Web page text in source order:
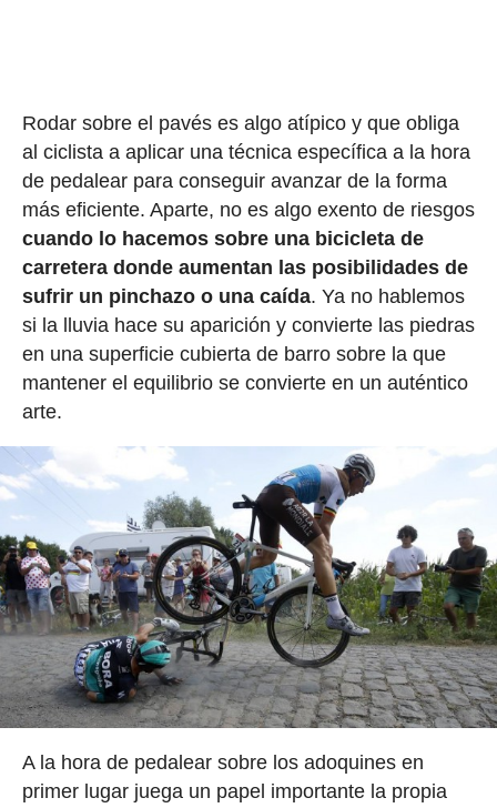
Rodar sobre el pavés es algo atípico y que obliga
al ciclista a aplicar una técnica específica a la hora
de pedalear para conseguir avanzar de la forma
más eficiente. Aparte, no es algo exento de riesgos
cuando lo hacemos sobre una bicicleta de
carretera donde aumentan las posibilidades de
sufrir un pinchazo o una caída. Ya no hablemos
si la lluvia hace su aparición y convierte las piedras
en una superficie cubierta de barro sobre la que
mantener el equilibrio se convierte en un auténtico
arte.
A la hora de pedalear sobre los adoquines en
primer lugar juega un papel importante la propia